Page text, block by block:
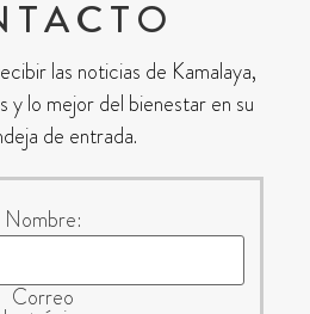
las noticias de Kamalaya,
y lo mejor del bienestar en su
de entrada.
Nombre:
Correo